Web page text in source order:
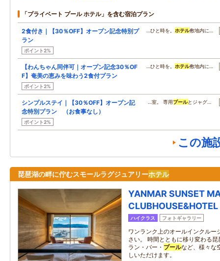
「プライベート プール ホテル」を含む宿泊プラン
2食付き｜【30％OFF】オープン記念特別プ
ラン
ポイント2%
…ひと時を。 ホテル敷地内に…
【わんちゃん同伴可｜オープン記念30％OF
F】奄美の恵みを味わう2食付プラン
ポイント2%
…ひと時を。 ホテル敷地内に…
シンプルステイ｜【30％OFF】オープン記
念特別プラン （お食事なし）
ポイント2%
…室。 専用プールとジャグ…
この施
琵琶湖の畔に佇むスモールラグジュアリーホテル
YANMAR SUNSET
CLUBHOUSE&HOTEL
ハイクラス フォトギャラリー
ワンランク上のオールインクルー
さい。 時間とともに移り変わる
ラン・バー・ プールなど、様々な
しいただけます。